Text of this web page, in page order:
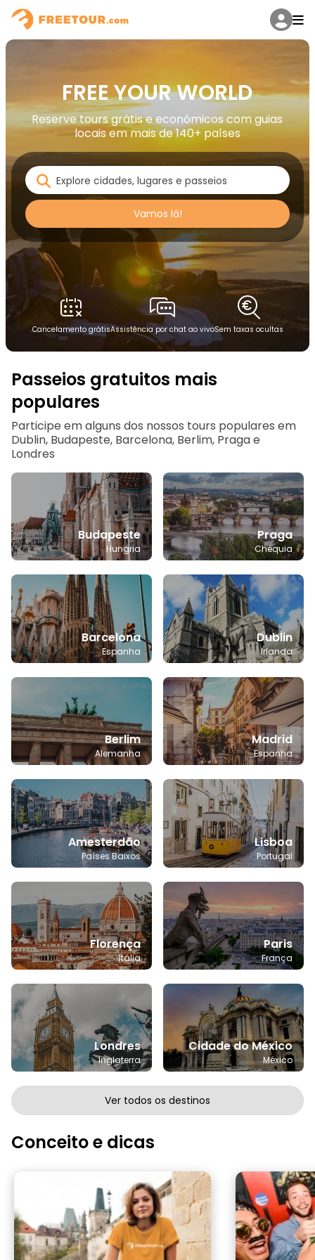
FREE YOUR WORLD
Reserve tours grátis e económicos com guias
locais em mais de 140+ países
Vamos lá!
Cancelamento grátisAssistência por chat ao vivoSem taxas ocultas
Passeios gratuitos mais
populares
Participe em alguns dos nossos tours populares em
Dublin, Budapeste, Barcelona, Berlim, Praga e
Londres
Budapeste
Hungria
Praga
Chéquia
Barcelona
Espanha
Dublin
Irlanda
Berlim
Alemanha
Madrid
Espanha
Amesterdão
Países Baixos
Lisboa
Portugal
Florença
Itália
Paris
França
Londres
Inglaterra
Cidade do México
México
Ver todos os destinos
Conceito e dicas